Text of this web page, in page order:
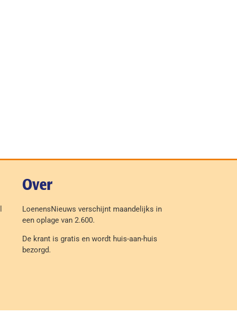
Over
LoenensNieuws verschijnt maandelijks in
een oplage van 2.600.
De krant is gratis en wordt huis-aan-huis
bezorgd.